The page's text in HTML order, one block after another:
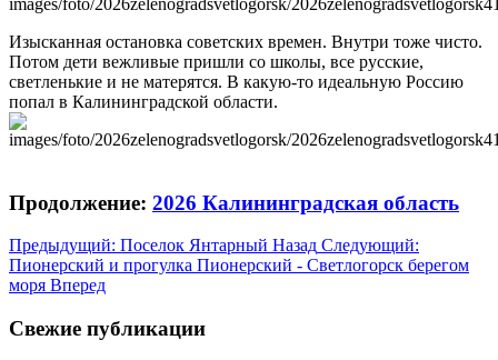
Изысканная остановка советских времен. Внутри тоже чисто.
Потом дети вежливые пришли со школы, все русские,
светленькие и не матерятся. В какую-то идеальную Россию
попал в Калининградской области.
Продолжение: 2026 Калининградская область
Предыдущий: Поселок Янтарный Назад Следующий:
Пионерский и прогулка Пионерский - Светлогорск берегом
моря Вперед
Свежие публикации